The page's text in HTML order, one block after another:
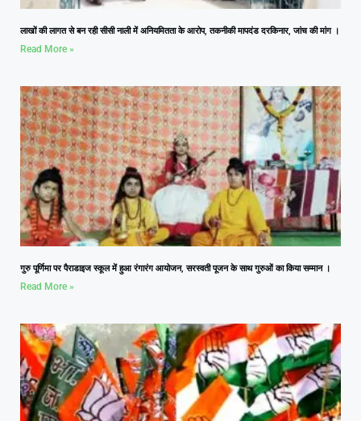
लाखों की लागत से बन रही सीसी नाली में अनियमितता के आरोप, तकनीकी मापदंड दरकिनार, जांच की मांग ।
Read More »
गुरु पूर्णिमा पर पैराडाइज स्कूल में हुआ रंगारंग आयोजन, सरस्वती पूजन के साथ गुरुओं का किया सम्मान ।
Read More »